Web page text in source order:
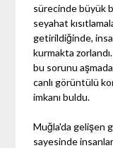
sürecinde büyük
seyahat
getirildiğinde,
kurmakta
bu sorunu
canlı görüntülü
imkanı buldu.
Muğla'da gelişen
sayesinde